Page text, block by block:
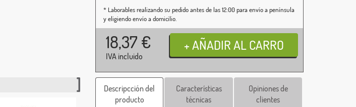
* Laborables realizando su pedido antes de las 12:00 para envío a península
y eligiendo envío a domicilio.
18,37 €
IVA incluido
Descripcción del
producto
Características
técnicas
Opiniones de
clientes